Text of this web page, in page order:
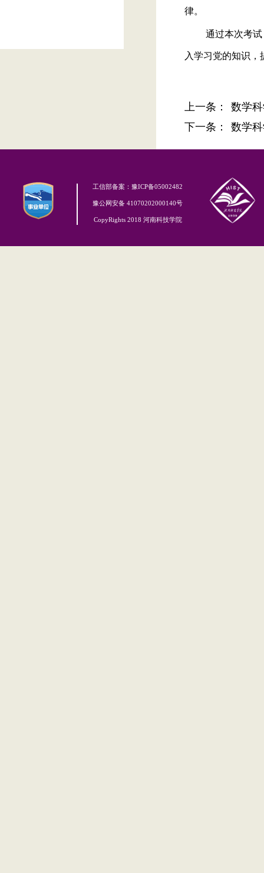
律。
通过本次考
入学习党的知识
上一条：
数学
下一条：
数学
工信部备案：豫ICP备05002482
豫公网安备 41070202000140号
CopyRights 2018 河南科技学院